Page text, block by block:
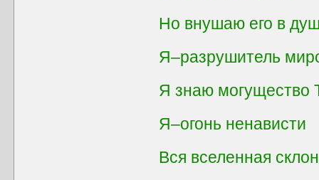
Но внушаю его в
Я–разрушитель
Я знаю могущество
Я–огонь ненависти
Вся вселенная